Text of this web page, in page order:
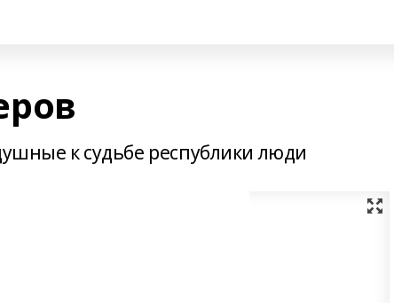
к судьбе республики люди